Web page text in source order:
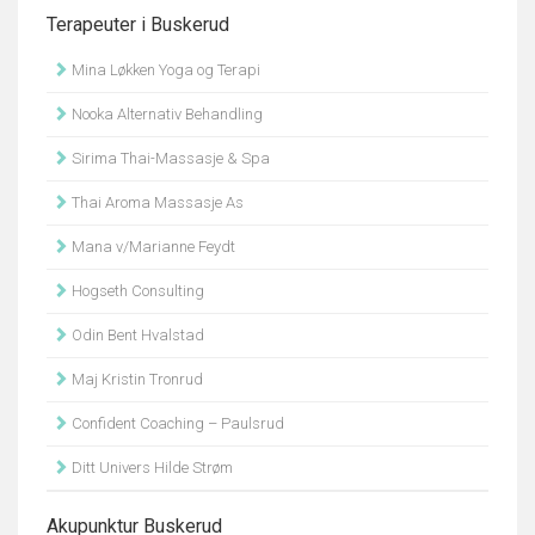
Terapeuter i Buskerud
Mina Løkken Yoga og Terapi
Nooka Alternativ Behandling
Sirima Thai-Massasje & Spa
Thai Aroma Massasje As
Mana v/Marianne Feydt
Hogseth Consulting
Odin Bent Hvalstad
Maj Kristin Tronrud
Confident Coaching – Paulsrud
Ditt Univers Hilde Strøm
Akupunktur Buskerud